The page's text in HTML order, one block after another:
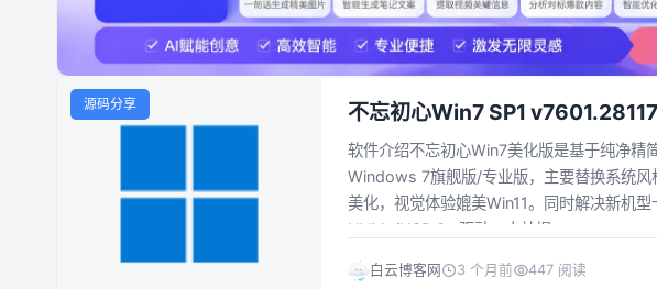
源码分享 不忘初心Win7 SP1
软件介绍不忘初心Win7美化版是基于纯净精
Windows 7旗舰版/专业版，主要替换系统风
美化，视觉体验媲美Win11。同时解决新机
NVMe/USB 3.x驱动。本站提...
白云博客网 3 个月前 447 阅读